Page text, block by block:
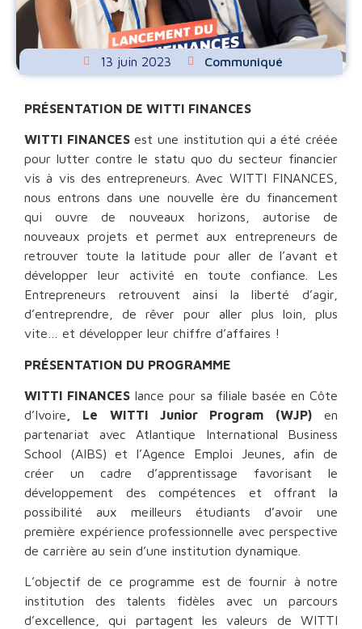
13 juin 2023 Communiqué
PRÉSENTATION DE WITTI FINANCES
WITTI FINANCESest une institution qui a été créée
pour lutter contre le statu quo du secteur financier
vis à vis des entrepreneurs. Avec WITTI FINANCES,
nous entrons dans une nouvelle ère du financement
qui ouvre de nouveaux horizons, autorise de
nouveaux projets et permet aux entrepreneurs de
retrouver toute la latitude pour aller de l’avant et
développer leur activité en toute confiance. Les
Entrepreneurs retrouvent ainsi la liberté d’agir,
d’entreprendre, de rêver pour aller plus loin, plus
vite… et développer leur chiffre d’affaires !
PRÉSENTATION DU PROGRAMME
WITTI FINANCES lance pour sa filiale basée en Côte
d’Ivoire , Le WITTI Junior Program (WJP)en
partenariat avec Atlantique International Business
School (AIBS) et l’Agence Emploi Jeunes, afin de
créer un cadre d’apprentissage favorisant le
développement des compétences et offrant la
possibilité aux meilleurs étudiants d’avoir une
première expérience professionnelle avec perspective
de carrière au sein d’une institution dynamique.
L’objectif de ce programme est de fournir à notre
institution des talents fidèles avec un parcours
d’excellence, qui partagent les valeurs de WITTI